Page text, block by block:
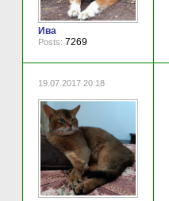
Ива
Posts: 7269
19.07.2017 20:18